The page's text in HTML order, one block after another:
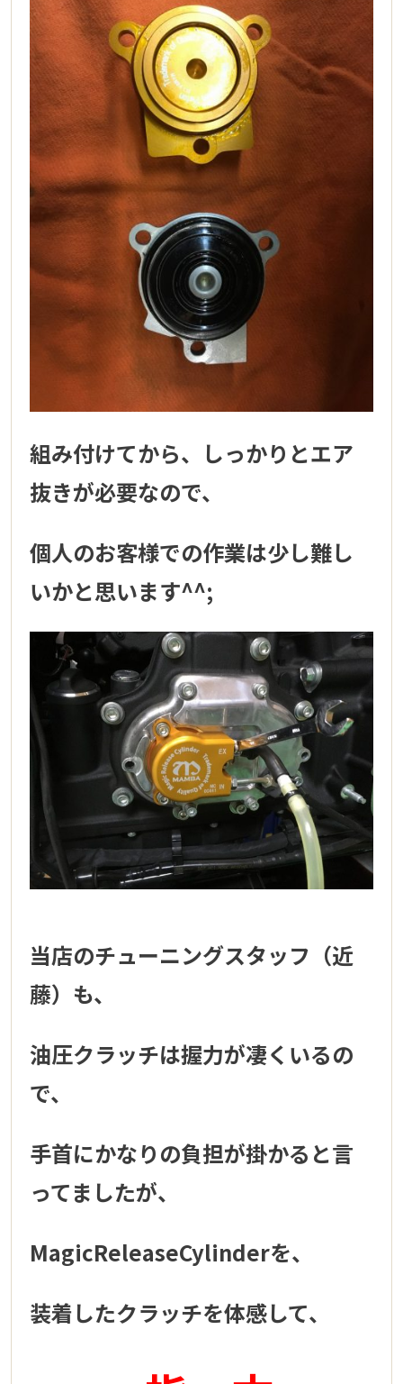
組み付けてから、しっかりとエア
抜きが必要なので、
個人のお客様での作業は少し難し
いかと思います^^;
当店のチューニングスタッフ（近
藤）も、
油圧クラッチは握力が凄くいるの
で、
手首にかなりの負担が掛かると言
ってましたが、
MagicReleaseCylinderを、
装着したクラッチを体感して、